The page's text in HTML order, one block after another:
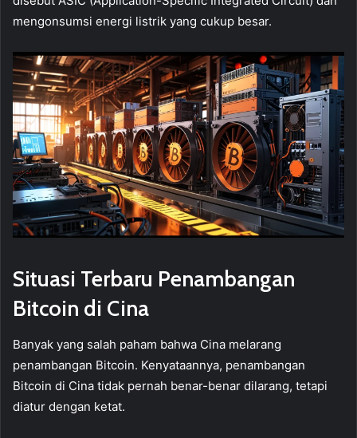
mengonsumsi energi listrik yang cukup besar.
Situasi Terbaru Penambangan
Bitcoin di Cina
Banyak yang salah paham bahwa Cina melarang
penambangan Bitcoin. Kenyataannya, penambangan
Bitcoin di Cina tidak pernah benar-benar dilarang, tetapi
diatur dengan ketat.